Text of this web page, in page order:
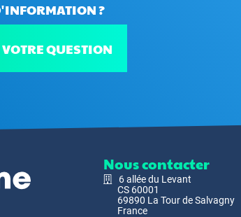
?
VOTRE QUESTION
Nous contacter
6 allée du Levant
CS 60001
69890 La Tour de Salvagny
France